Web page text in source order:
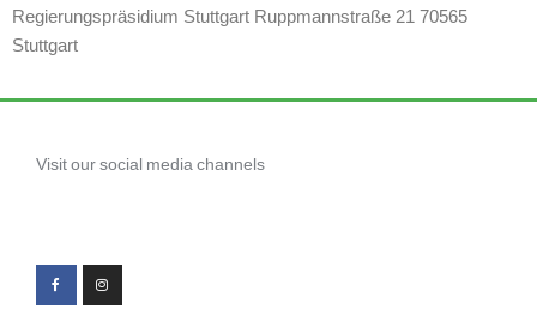
Regierungspräsidium Stuttgart Ruppmannstraße 21 70565
Stuttgart
Visit our social media channels